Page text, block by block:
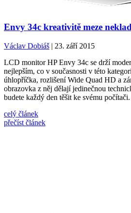
Envy 34c kreativitě meze
Václav Dobiáš | 23. září 2015
LCD monitor HP Envy 34c se drží
nejlepším, co v současnosti v této
úhlopříčka, rozlišení Wide Quad HD a
obrazovka z něj dělají jedinečnou
budete každý den těšit ke svému počítači.
celý článek
přečíst článek